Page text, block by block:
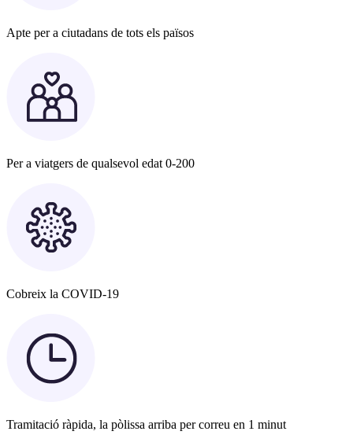
Apte per a ciutadans de tots els països
Per a viatgers de qualsevol edat 0-200
Cobreix la COVID-19
Tramitació ràpida, la pòlissa arriba per correu en 1 minut